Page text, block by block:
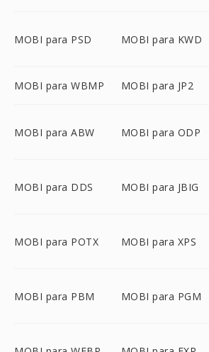
MOBI para PSD MOBI para KWD
MOBI para WBMP MOBI para JP2
MOBI para ABW MOBI para ODP
MOBI para DDS MOBI para JBIG
MOBI para POTX MOBI para XPS
MOBI para PBM MOBI para PGM